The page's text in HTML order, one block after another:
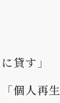
貸す」
個人再